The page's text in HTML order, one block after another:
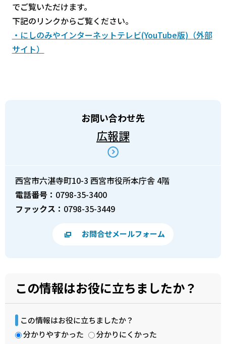
でご覧いただけます。
下記のリンクからご覧ください。
・にしのみやインターネットテレビ(YouTube版)（外部
サイト）
お問い合わせ先
広報課
西宮市六湛寺町10-3 西宮市役所本庁舎 4階
電話番号： 0798-35-3400
ファックス： 0798-35-3449
お問合せメールフォーム
この情報はお役に立ちましたか？
この情報はお役に立ちましたか？
分かりやすかった
分かりにくかった